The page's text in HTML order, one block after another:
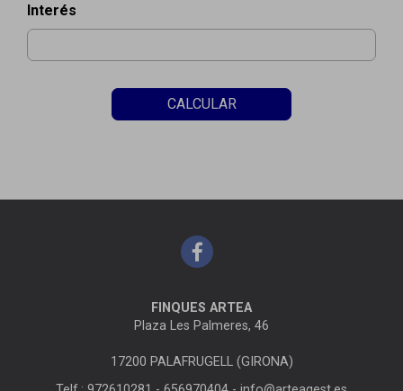
Interés
CALCULAR
FINQUES ARTEA
Plaza Les Palmeres, 46
17200 PALAFRUGELL (GIRONA)